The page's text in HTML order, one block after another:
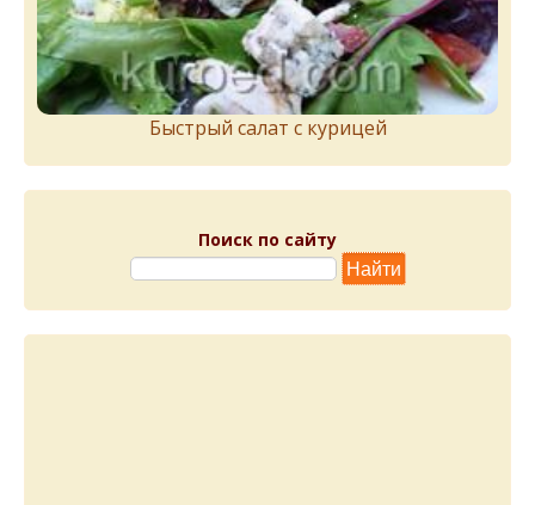
Быстрый салат с курицей
Поиск по сайту